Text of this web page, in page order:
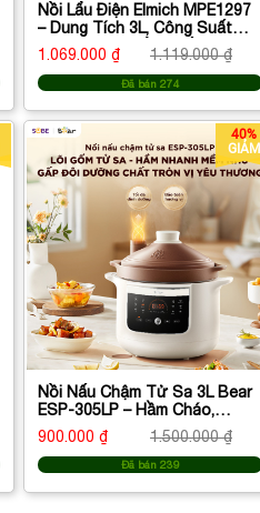
Nồi Lẩu Điện Elmich MPE1297
– Dung Tích 3L, Công Suất
1000W, Lòng Nồi Chống Dính
Cao Cấp
1.069.000 ₫ 1.119.000 ₫
Đã bán 274
40%
GIẢM
Nồi Nấu Chậm Tử Sa 3L Bear
ESP-305LP – Hầm Cháo,
Soup, Dưỡng Sinh Tiện Lợi
900.000 ₫ 1.500.000 ₫
Đã bán 239